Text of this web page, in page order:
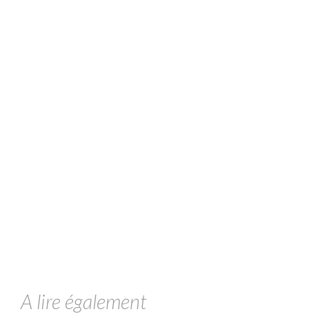
A lire également